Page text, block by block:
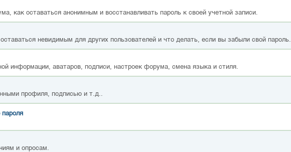
как оставаться анонимным и восстанавливать пароль к своей учетной записи.
невидимым для других пользователей и что делать, если вы забыли свой пароль.
информации, аватаров, подписи, настроек форума, смена языка и стиля.
профиля, подписью и т.д..
пароля
и опросам.